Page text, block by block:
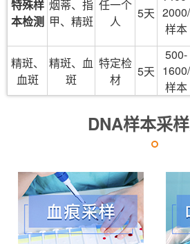
特殊样
本检测
烟蒂、指
甲、精斑
任一个
人
5天 2000/
样本
精斑、
血斑
精斑、血
斑
特定检
材
5天
500-
1600/
样本
DNA样本采